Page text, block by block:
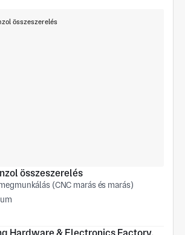
összeszerelés
(CNC marás és marás)
Hardware & Electronics Factory,